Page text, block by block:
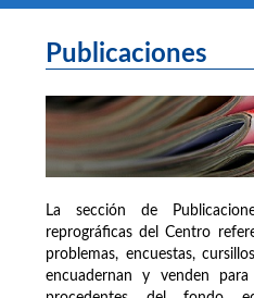
Publicaciones
La sección de
reprográficas del Centro
problemas, encuestas,
encuadernan y venden